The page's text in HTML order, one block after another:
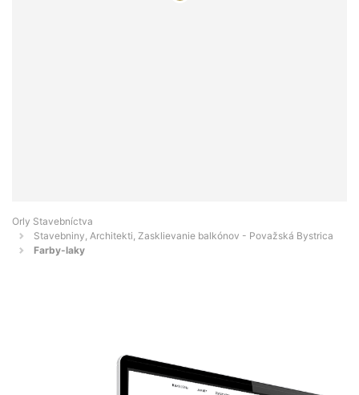
Orly Stavebníctva
Stavebniny, Architekti, Zasklievanie balkónov - Považská Bystrica
Farby-laky